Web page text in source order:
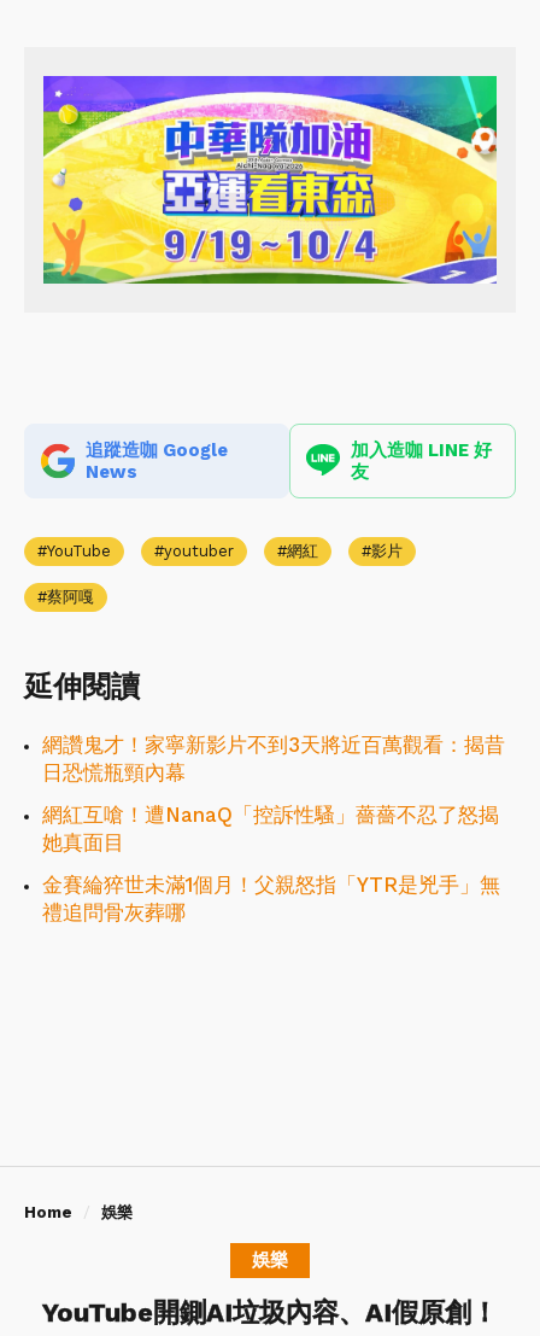
追蹤造咖 Google
News
加入造咖 LINE 好
友
YouTube youtuber 網紅 影片
蔡阿嘎
延伸閱讀
網讚鬼才！家寧新影片不到3天將近百萬觀看：揭昔
日恐慌瓶頸內幕
網紅互嗆！遭NanaQ「控訴性騷」薔薔不忍了怒揭
她真面目
金賽綸猝世未滿1個月！父親怒指「YTR是兇手」無
禮追問骨灰葬哪
Home 娛樂
娛樂
YouTube開鍘AI垃圾內容、AI假原創！